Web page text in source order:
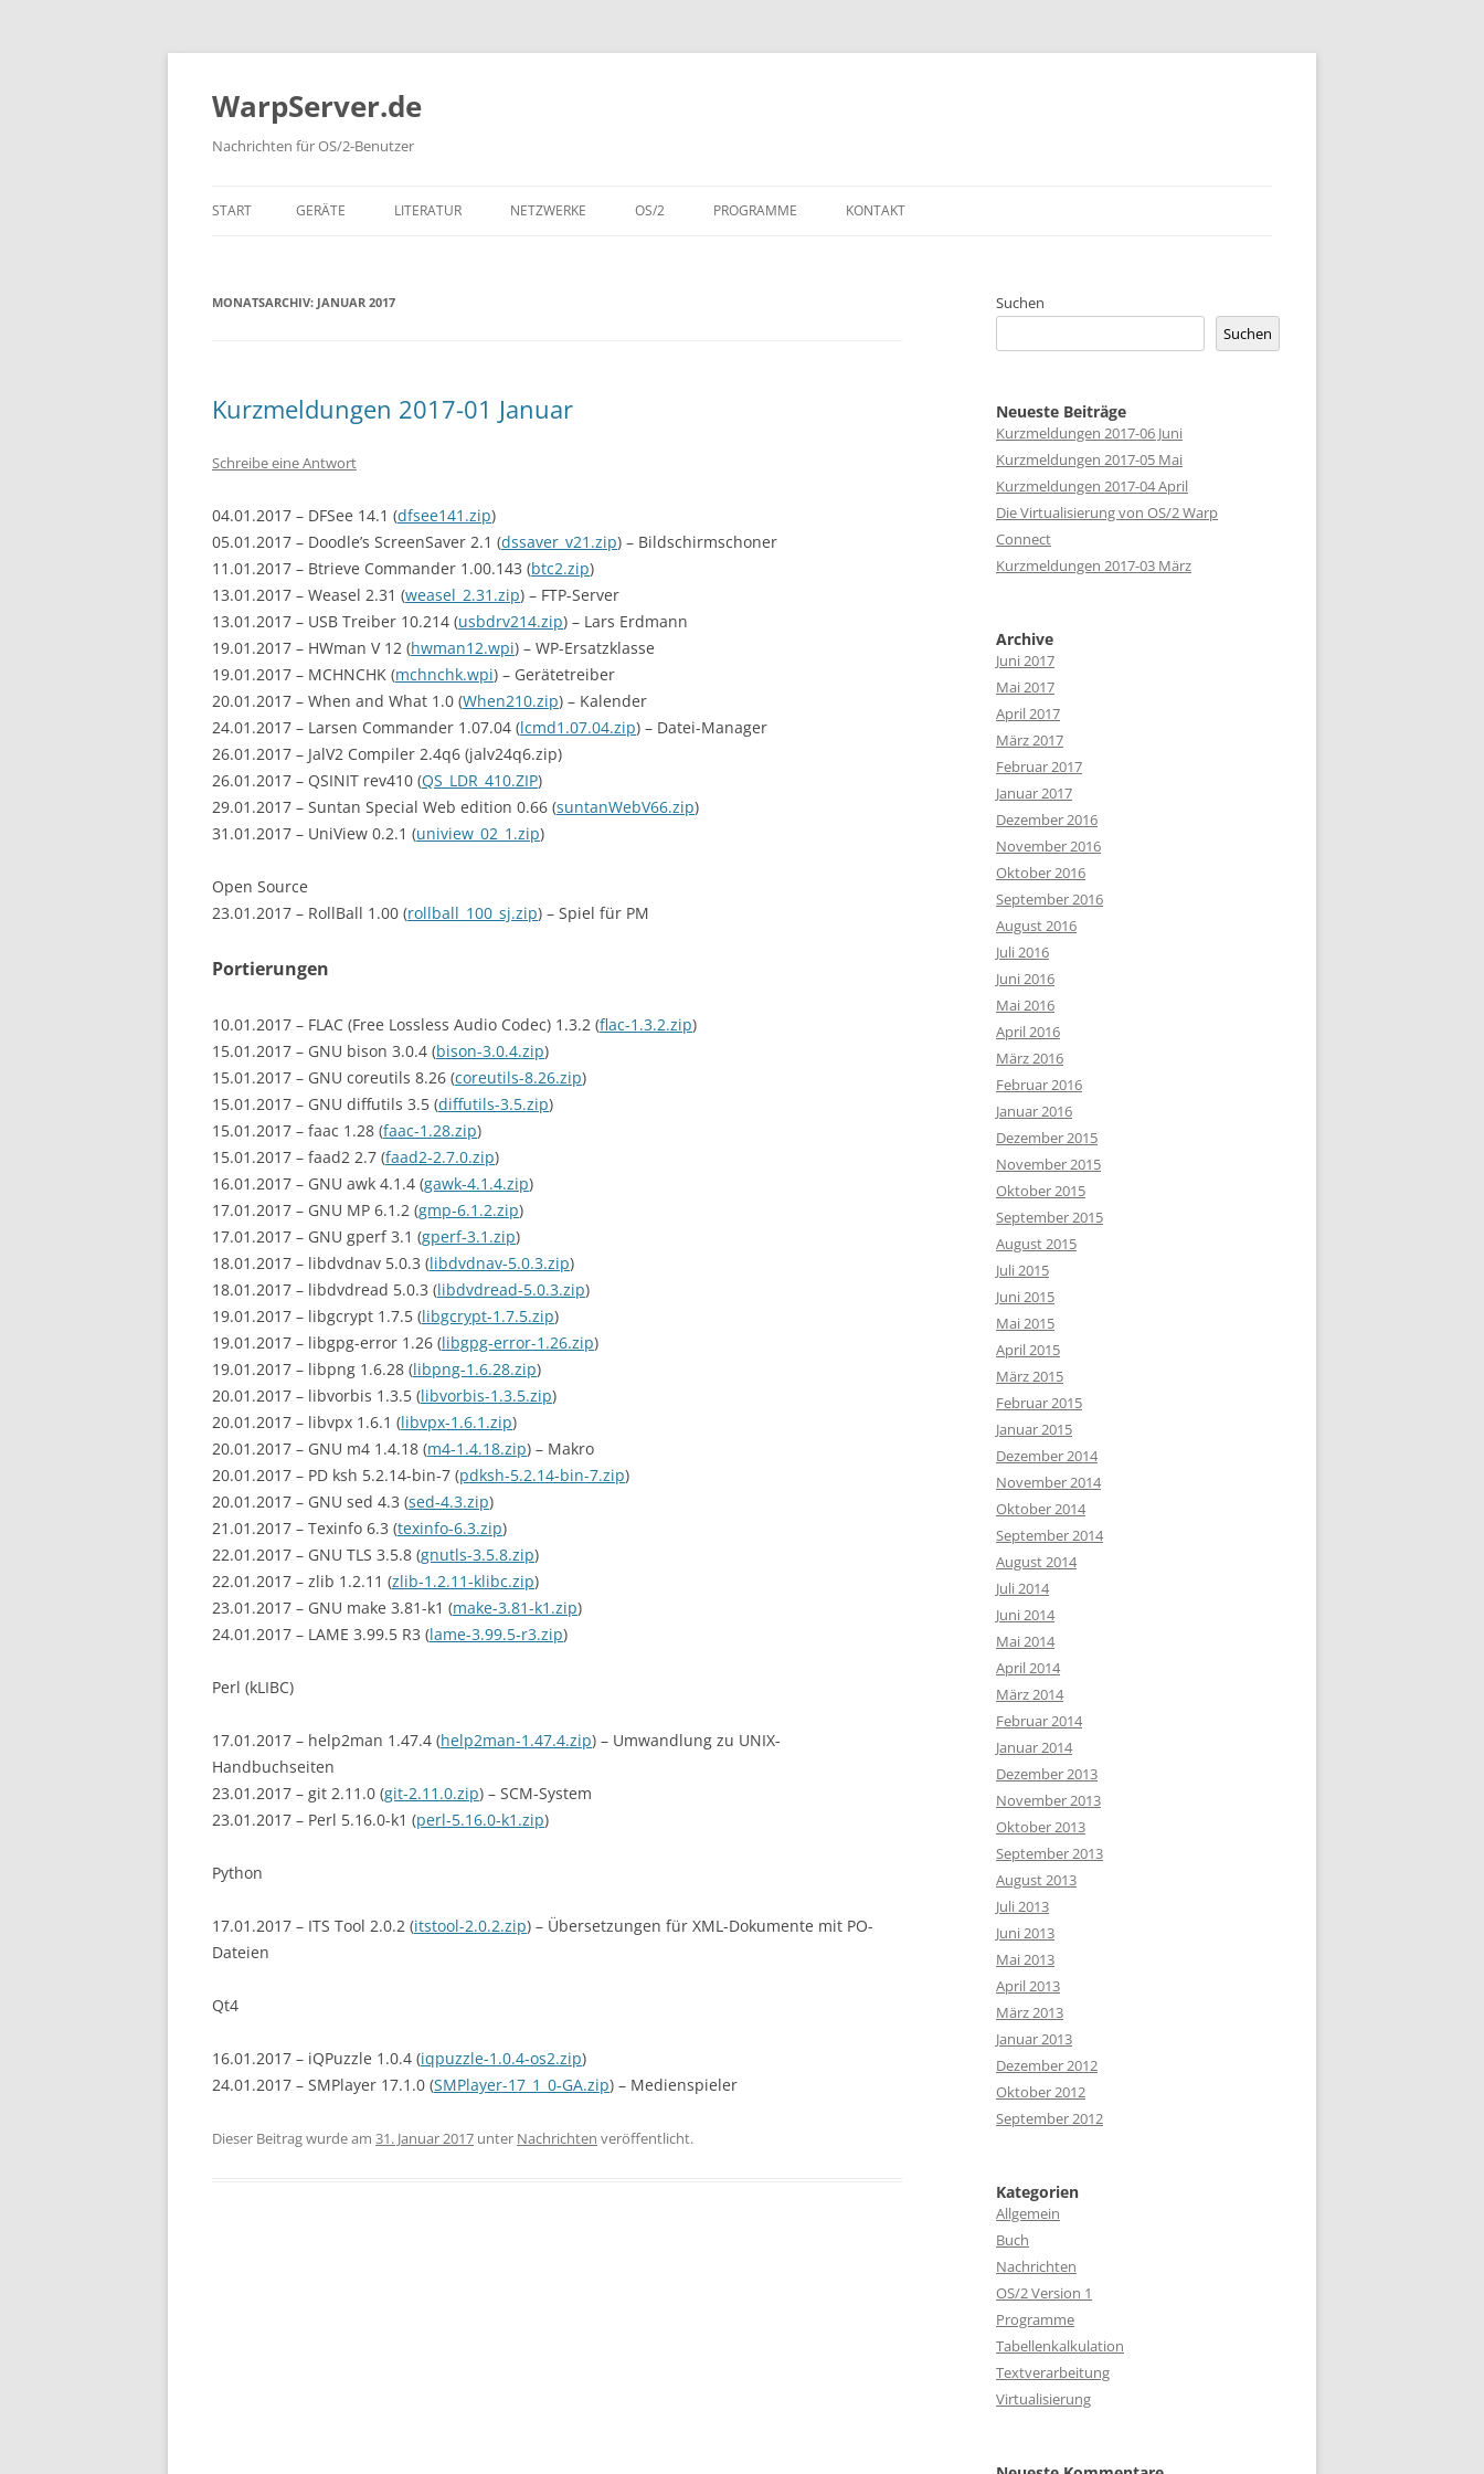
Zum
WarpServer.de
Nachrichten für OS/2-Benutzer
START GERÄTE LITERATUR
IBM REDBOOKS (1990)
IBM REDBOOKS (1992)
IBM REDBOOKS (1994)
IBM REDBOOKS (1999)
NETZWERKE OS/2 PROGRAMME KONTAKT
MONATSARCHIV: JANUAR 2017
Kurzmeldungen 2017-01 Januar
Schreibe eine Antwort
04.01.2017 – DFSee 14.1 (dfsee141.zip)
05.01.2017 – Doodle’s ScreenSaver 2.1 (dssaver_v21.zip) – Bildschirmschoner
11.01.2017 – Btrieve Commander 1.00.143 (btc2.zip)
13.01.2017 – Weasel 2.31 (weasel_2.31.zip) – FTP-Server
13.01.2017 – USB Treiber 10.214 (usbdrv214.zip) – Lars Erdmann
19.01.2017 – HWman V 12 (hwman12.wpi) – WP-Ersatzklasse
19.01.2017 – MCHNCHK (mchnchk.wpi) – Gerätetreiber
20.01.2017 – When and What 1.0 (When210.zip) – Kalender
24.01.2017 – Larsen Commander 1.07.04 (lcmd1.07.04.zip) – Datei-Manager
26.01.2017 – JalV2 Compiler 2.4q6 (jalv24q6.zip)
26.01.2017 – QSINIT rev410 (QS_LDR_410.ZIP)
29.01.2017 – Suntan Special Web edition 0.66 (suntanWebV66.zip)
31.01.2017 – UniView 0.2.1 (uniview_02_1.zip)
Open Source
23.01.2017 – RollBall 1.00 (rollball_100_sj.zip) – Spiel für PM
Portierungen
10.01.2017 – FLAC (Free Lossless Audio Codec) 1.3.2 (flac-1.3.2.zip)
15.01.2017 – GNU bison 3.0.4 (bison-3.0.4.zip)
15.01.2017 – GNU coreutils 8.26 (coreutils-8.26.zip)
15.01.2017 – GNU diffutils 3.5 (diffutils-3.5.zip)
15.01.2017 – faac 1.28 (faac-1.28.zip)
15.01.2017 – faad2 2.7 (faad2-2.7.0.zip)
16.01.2017 – GNU awk 4.1.4 (gawk-4.1.4.zip)
17.01.2017 – GNU MP 6.1.2 (gmp-6.1.2.zip)
17.01.2017 – GNU gperf 3.1 (gperf-3.1.zip)
18.01.2017 – libdvdnav 5.0.3 (libdvdnav-5.0.3.zip)
18.01.2017 – libdvdread 5.0.3 (libdvdread-5.0.3.zip)
19.01.2017 – libgcrypt 1.7.5 (libgcrypt-1.7.5.zip)
19.01.2017 – libgpg-error 1.26 (libgpg-error-1.26.zip)
19.01.2017 – libpng 1.6.28 (libpng-1.6.28.zip)
20.01.2017 – libvorbis 1.3.5 (libvorbis-1.3.5.zip)
20.01.2017 – libvpx 1.6.1 (libvpx-1.6.1.zip)
20.01.2017 – GNU m4 1.4.18 (m4-1.4.18.zip) – Makro
20.01.2017 – PD ksh 5.2.14-bin-7 (pdksh-5.2.14-bin-7.zip)
20.01.2017 – GNU sed 4.3 (sed-4.3.zip)
21.01.2017 – Texinfo 6.3 (texinfo-6.3.zip)
22.01.2017 – GNU TLS 3.5.8 (gnutls-3.5.8.zip)
22.01.2017 – zlib 1.2.11 (zlib-1.2.11-klibc.zip)
23.01.2017 – GNU make 3.81-k1 (make-3.81-k1.zip)
24.01.2017 – LAME 3.99.5 R3 (lame-3.99.5-r3.zip)
Perl (kLIBC)
17.01.2017 – help2man 1.47.4 (help2man-1.47.4.zip) – Umwandlung zu UNIX-
Handbuchseiten
23.01.2017 – git 2.11.0 (git-2.11.0.zip) – SCM-System
23.01.2017 – Perl 5.16.0-k1 (perl-5.16.0-k1.zip)
Python
17.01.2017 – ITS Tool 2.0.2 (itstool-2.0.2.zip) – Übersetzungen für XML-Dokumente mit PO-
Dateien
Qt4
16.01.2017 – iQPuzzle 1.0.4 (iqpuzzle-1.0.4-os2.zip)
24.01.2017 – SMPlayer 17.1.0 (SMPlayer-17_1_0-GA.zip) – Medienspieler
Dieser Beitrag wurde am 31. Januar 2017 unter Nachrichten veröffentlicht.
Suchen
Suchen
Neueste Beiträge
Kurzmeldungen 2017-06 Juni
Kurzmeldungen 2017-05 Mai
Kurzmeldungen 2017-04 April
Die Virtualisierung von OS/2 Warp
Connect
Kurzmeldungen 2017-03 März
Archive
Juni 2017
Mai 2017
April 2017
März 2017
Februar 2017
Januar 2017
Dezember 2016
November 2016
Oktober 2016
September 2016
August 2016
Juli 2016
Juni 2016
Mai 2016
April 2016
März 2016
Februar 2016
Januar 2016
Dezember 2015
November 2015
Oktober 2015
September 2015
August 2015
Juli 2015
Juni 2015
Mai 2015
April 2015
März 2015
Februar 2015
Januar 2015
Dezember 2014
November 2014
Oktober 2014
September 2014
August 2014
Juli 2014
Juni 2014
Mai 2014
April 2014
März 2014
Februar 2014
Januar 2014
Dezember 2013
November 2013
Oktober 2013
September 2013
August 2013
Juli 2013
Juni 2013
Mai 2013
April 2013
März 2013
Januar 2013
Dezember 2012
Oktober 2012
September 2012
Kategorien
Allgemein
Buch
Nachrichten
OS/2 Version 1
Programme
Tabellenkalkulation
Textverarbeitung
Virtualisierung